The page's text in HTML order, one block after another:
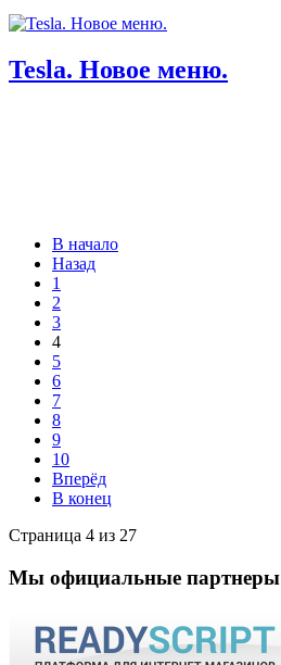
Tesla. Новое меню.
В начало
Назад
1
2
3
4
5
6
7
8
9
10
Вперёд
В конец
Страница 4 из 27
Мы официальные партнеры